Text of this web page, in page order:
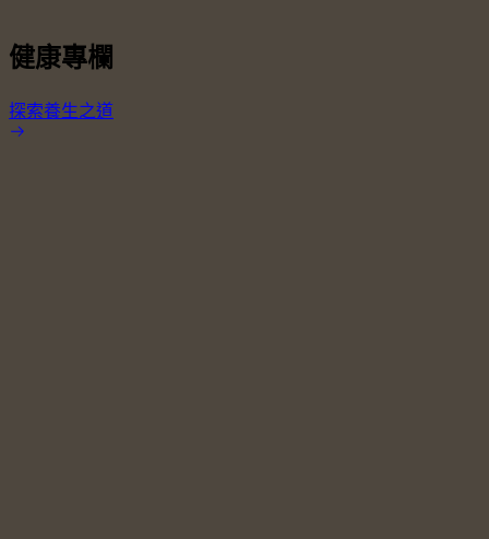
健康專欄
探索養生之道